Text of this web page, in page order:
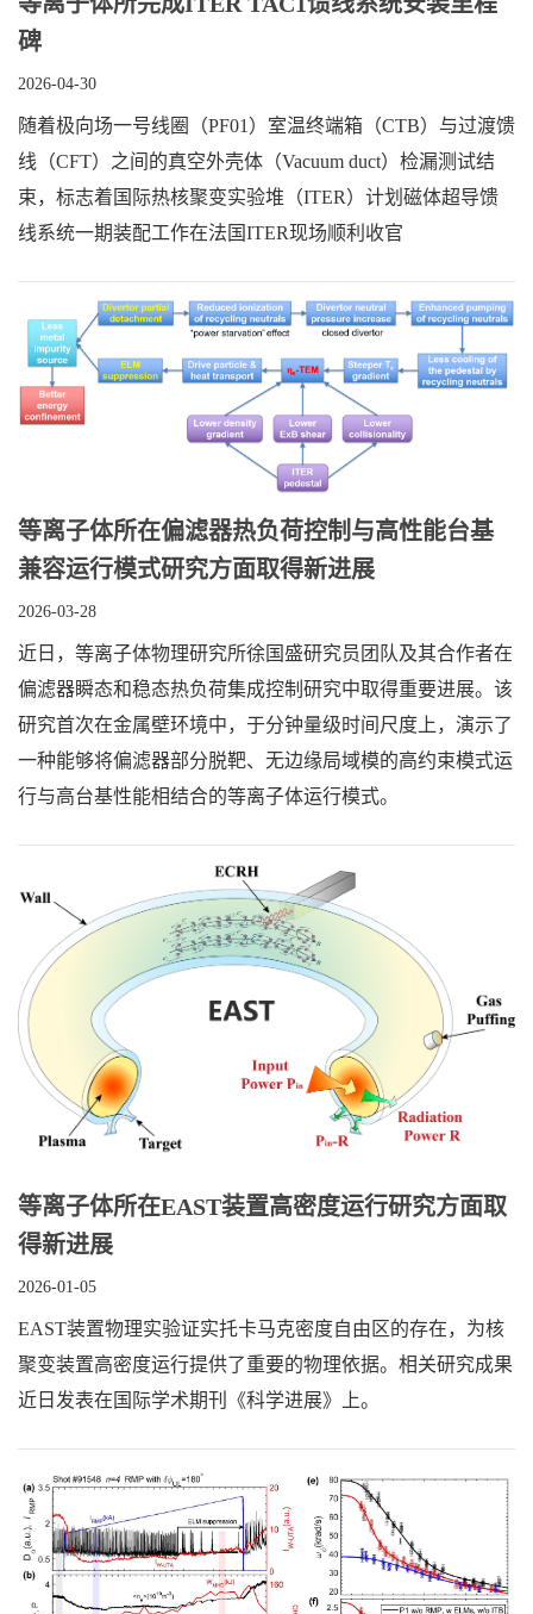
碑
2026-04-30
随着极向场一号线圈（PF01）室温终端箱（CTB）与过渡馈
线（CFT）之间的真空外壳体（Vacuum duct）检漏测试结
束，标志着国际热核聚变实验堆（ITER）计划磁体超导馈
线系统一期装配工作在法国ITER现场顺利收官
等离子体所在偏滤器热负荷控制与高性能台基
兼容运行模式研究方面取得新进展
2026-03-28
近日，等离子体物理研究所徐国盛研究员团队及其合作者在
偏滤器瞬态和稳态热负荷集成控制研究中取得重要进展。该
研究首次在金属壁环境中，于分钟量级时间尺度上，演示了
一种能够将偏滤器部分脱靶、无边缘局域模的高约束模式运
行与高台基性能相结合的等离子体运行模式。
等离子体所在EAST装置高密度运行研究方面取
得新进展
2026-01-05
EAST装置物理实验证实托卡马克密度自由区的存在，为核
聚变装置高密度运行提供了重要的物理依据。相关研究成果
近日发表在国际学术期刊《科学进展》上。